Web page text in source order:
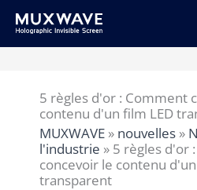
5 règles d'or : Comment
contenu d'un film LED
MUXWAVE » nouvelles »
l'industrie » 5 règles d'or
concevoir le contenu
transparent